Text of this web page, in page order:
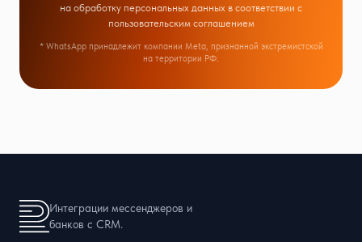
на обработку персональных данных в соответствии с
пользовательским соглашением
* WhatsApp принадлежит компании Meta, признанной экстремистской
на территории РФ.
Интеграции мессенджеров и
банков с CRM.